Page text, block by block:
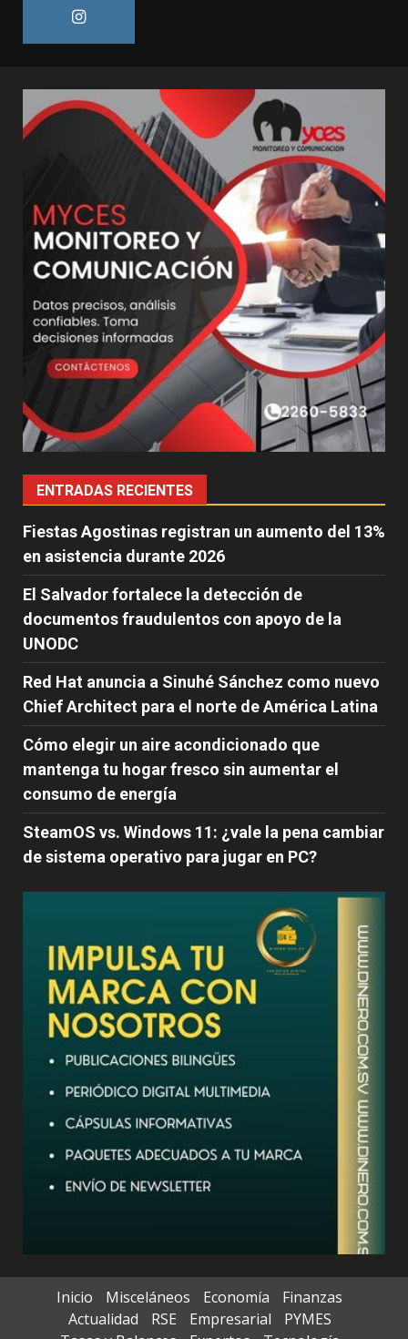
ENTRADAS RECIENTES
Fiestas Agostinas registran un aumento del 13%
en asistencia durante 2026
El Salvador fortalece la detección de
documentos fraudulentos con apoyo de la
UNODC
Red Hat anuncia a Sinuhé Sánchez como nuevo
Chief Architect para el norte de América Latina
Cómo elegir un aire acondicionado que
mantenga tu hogar fresco sin aumentar el
consumo de energía
SteamOS vs. Windows 11: ¿vale la pena cambiar
de sistema operativo para jugar en PC?
Inicio Misceláneos Economía
Finanzas
Actualidad
RSE Empresarial
PYMES